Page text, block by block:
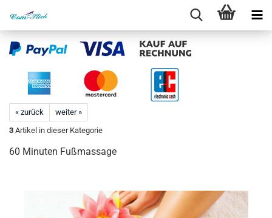
« zurück
weiter »
3 Artikel in dieser Kategorie
60 Minuten Fußmassage